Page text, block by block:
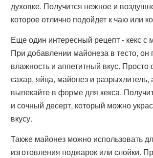
духовке. Получится нежное и
которое отлично подойдет к чаю или
Еще один интересный рецепт - кекс с
При добавлении майонеза в тесто, он
влажность и аппетитный вкус. Просто
сахар, яйца, майонез и разрыхлитель,
выпекайте в форме для кекса.
и сочный десерт, который можно
вкусу.
Также майонез можно использовать
изготовления поджарок или слойки.